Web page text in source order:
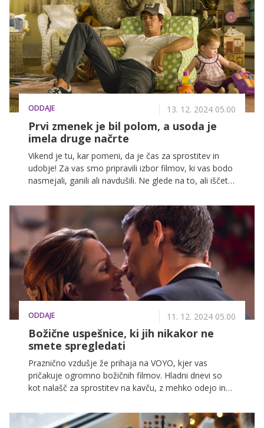
obrokov, zaradi česar se težko doseže ravnovesje, ki
je potrebno za optimalno zdravje.
ODDAJE 13. 12. 2024 05.00
Prvi zmenek je bil polom, a usoda je
imela druge načrte
Vikend je tu, kar pomeni, da je čas za sprostitev in
udobje! Za vas smo pripravili izbor filmov, ki vas bodo
nasmejali, ganili ali navdušili. Ne glede na to, ali iščete
bo držala vašo pozornost od prvega do zadnjega
trenutka, imamo nekaj za vas. Pripravite kokice in si
rezervirajte mesto na kavču – teh filmov ne boste
želeli zamuditi!
ODDAJE 11. 12. 2024 05.00
Božične uspešnice, ki jih nikakor ne
smete spregledati
Praznično vzdušje že prihaja na VOYO, kjer vas
pričakuje ogromno božičnih filmov. Hladni dnevi so
kot nalašč za sprostitev na kavču, z mehko odejo in
čarobne božične zgodbe, ki nas opominjajo na
pomen družine in skupnosti. Od klasičnih božičnih